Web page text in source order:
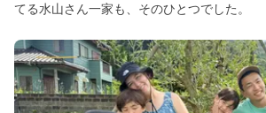
てる水山さん一家も、そのひとつでした。